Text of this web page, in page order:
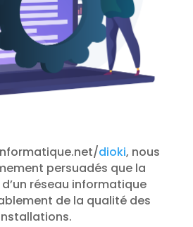
dioki, nous
persuadés que la
réseau informatique
de la qualité des